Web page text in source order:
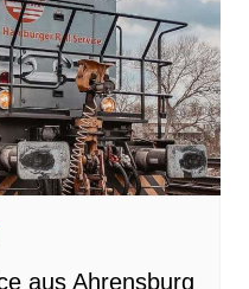
aus Ahrensburg